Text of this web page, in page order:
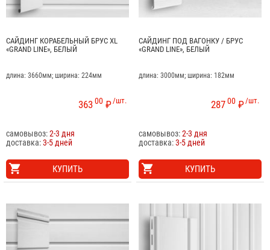
САЙДИНГ КОРАБЕЛЬНЫЙ БРУС XL
«GRAND LINE», БЕЛЫЙ
длина: 3660мм; ширина: 224мм
/шт.
36300 ₽
самовывоз:2-3 дня
доставка:3-5 дней
КУПИТЬ
САЙДИНГ ПОД ВАГОНКУ / БРУС
«GRAND LINE», БЕЛЫЙ
длина: 3000мм; ширина: 182мм
/шт.
28700 ₽
самовывоз:2-3 дня
доставка:3-5 дней
КУПИТЬ